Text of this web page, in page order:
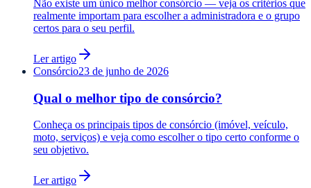
Não existe um único melhor consórcio — veja os critérios que
realmente importam para escolher a administradora e o grupo
certos para o seu perfil.
Ler artigo
Consórcio23 de junho de 2026
Qual o melhor tipo de consórcio?
Conheça os principais tipos de consórcio (imóvel, veículo,
moto, serviços) e veja como escolher o tipo certo conforme o
seu objetivo.
Ler artigo